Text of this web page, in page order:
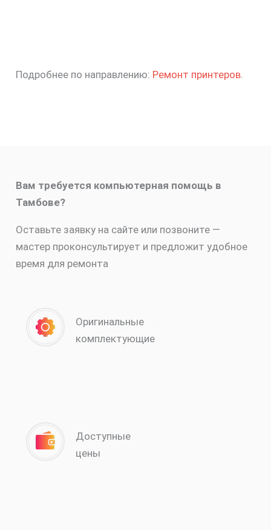
Подробнее по направлению: Ремонт принтеров.
Вам требуется компьютерная помощь в
Тамбове?
Оставьте заявку на сайте или позвоните —
мастер проконсультирует и предложит удобное
время для ремонта
Оригинальные
комплектующие
Доступные
цены